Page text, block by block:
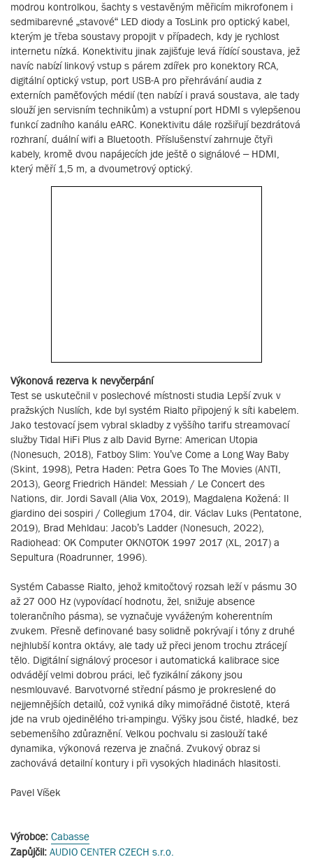
modrou kontrolkou, šachty s vestavěným měřicím mikrofonem i
sedmibarevné „stavové“ LED diody a TosLink pro optický kabel,
kterým je třeba soustavy propojit v případech, kdy je rychlost
internetu nízká. Konektivitu jinak zajišťuje levá řídící soustava, jež
navíc nabízí linkový vstup s párem zdířek pro konektory RCA,
digitální optický vstup, port USB-A pro přehrávání audia z
externích paměťových médií (ten nabízí i pravá soustava, ale tady
slouží jen servisním technikům) a vstupní port HDMI s vylepšenou
funkcí zadního kanálu eARC. Konektivitu dále rozšiřují bezdrátová
rozhraní, duální wifi a Bluetooth. Příslušenství zahrnuje čtyři
kabely, kromě dvou napájecích jde ještě o signálové – HDMI,
který měří 1,5 m, a dvoumetrový optický.
Výkonová rezerva k nevyčerpání
Test se uskutečnil v poslechové místnosti studia Lepší zvuk v
pražských Nuslích, kde byl systém Rialto připojený k síti kabelem.
Jako testovací jsem vybral skladby z vyššího tarifu streamovací
služby Tidal HiFi Plus z alb David Byrne: American Utopia
(Nonesuch, 2018), Fatboy Slim: You’ve Come a Long Way Baby
(Skint, 1998), Petra Haden: Petra Goes To The Movies (ANTI,
2013), Georg Friedrich Händel: Messiah / Le Concert des
Nations, dir. Jordi Savall (Alia Vox, 2019), Magdalena Kožená: Il
giardino dei sospiri / Collegium 1704, dir. Václav Luks (Pentatone,
2019), Brad Mehldau: Jacob’s Ladder (Nonesuch, 2022),
Radiohead: OK Computer OKNOTOK 1997 2017 (XL, 2017) a
Sepultura (Roadrunner, 1996).
Systém Cabasse Rialto, jehož kmitočtový rozsah leží v pásmu 30
až 27 000 Hz (vypovídací hodnotu, žel, snižuje absence
tolerančního pásma), se vyznačuje vyváženým koherentním
zvukem. Přesně definované basy solidně pokrývají i tóny z druhé
nejhlubší kontra oktávy, ale tady už přeci jenom trochu ztrácejí
tělo. Digitální signálový procesor i automatická kalibrace sice
odvádějí velmi dobrou práci, leč fyzikální zákony jsou
nesmlouvavé. Barvotvorné střední pásmo je prokreslené do
nejjemnějších detailů, což vyniká díky mimořádné čistotě, která
jde na vrub ojedinělého tri-ampingu. Výšky jsou čisté, hladké, bez
sebemenšího zdůraznění. Velkou pochvalu si zaslouží také
dynamika, výkonová rezerva je značná. Zvukový obraz si
zachovává detailní kontury i při vysokých hladinách hlasitosti.
Pavel Víšek
Výrobce: Cabasse
Zapůjčil: AUDIO CENTER CZECH s.r.o.